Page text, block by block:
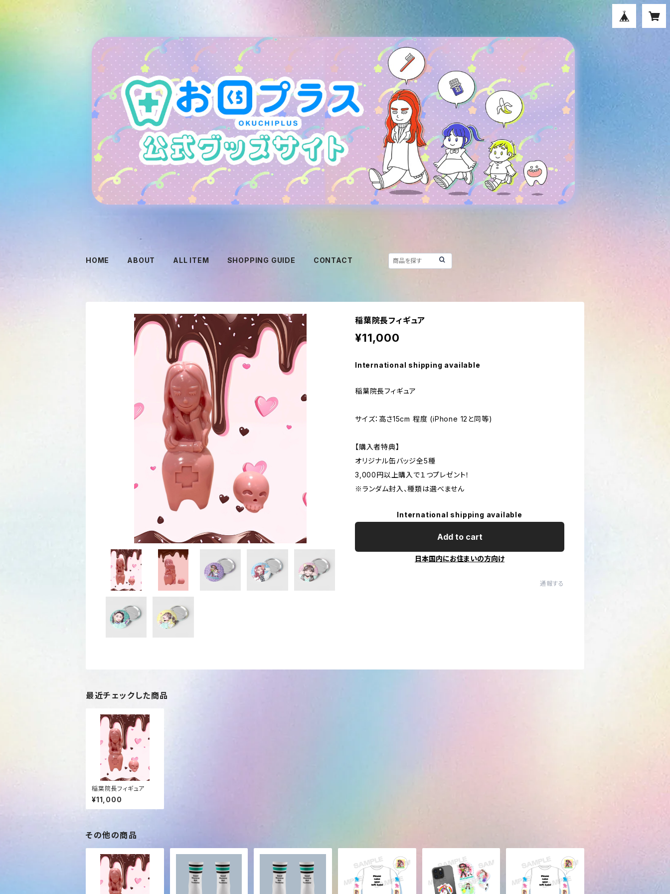
HOME ABOUT ALL ITEM SHOPPING GUIDE CONTACT
稲葉院長フィギュア
¥11,000
International shipping available
稲葉院長フィギュア
サイズ：高さ15cm 程度 (iPhone 12と同等)
【購入者特典】
オリジナル缶バッジ全5種
3,000円以上購入で１つプレゼント！
※ランダム封入、種類は選べません
International shipping available
Add to cart
日本国内にお住まいの方向け
通報する
最近チェックした商品
稲葉院長フィギュア
¥11,000
その他の商品